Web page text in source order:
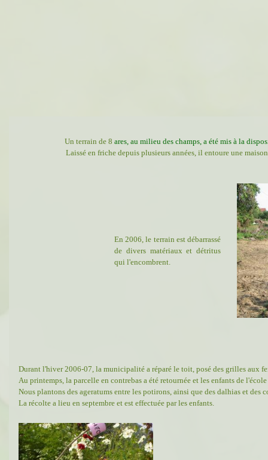
Un terrain de 8 ares, au milieu des champs, a été mis à la
Laissé en friche depuis plusieurs années, il entoure une
En 2006, le terrain est débarrassé
de divers matériaux et détritus
qui l'encombrent.
Durant l'hiver 2006-07, la municipalité a réparé le toit, posé des grilles aux
Au printemps, la parcelle en contrebas a été retournée et les enfants de
Nous plantons des ageratums entre les potirons, ainsi que des dalhias et des
La récolte a lieu en septembre et est effectuée par les enfants.